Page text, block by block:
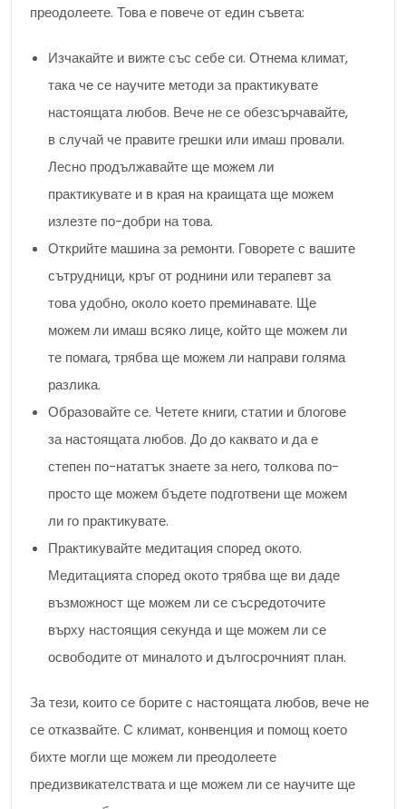
преодолеете. Това е повече от един съвета:
Изчакайте и вижте със себе си. Отнема климат,
така че се научите методи за практикувате
настоящата любов. Вече не се обезсърчавайте,
в случай че правите грешки или имаш провали.
Лесно продължавайте ще можем ли
практикувате и в края на краищата ще можем
излезте по-добри на това.
Открийте машина за ремонти. Говорете с вашите
сътрудници, кръг от роднини или терапевт за
това удобно, около което преминавате. Ще
можем ли имаш всяко лице, който ще можем ли
те помага, трябва ще можем ли направи голяма
разлика.
Образовайте се. Четете книги, статии и блогове
за настоящата любов. До до каквато и да е
степен по-нататък знаете за него, толкова по-
просто ще можем бъдете подготвени ще можем
ли го практикувате.
Практикувайте медитация според окото.
Медитацията според окото трябва ще ви даде
възможност ще можем ли се съсредоточите
върху настоящия секунда и ще можем ли се
освободите от миналото и дългосрочният план.
За тези, които се борите с настоящата любов, вече не
се отказвайте. С климат, конвенция и помощ което
бихте могли ще можем ли преодолеете
предизвикателствата и ще можем ли се научите ще